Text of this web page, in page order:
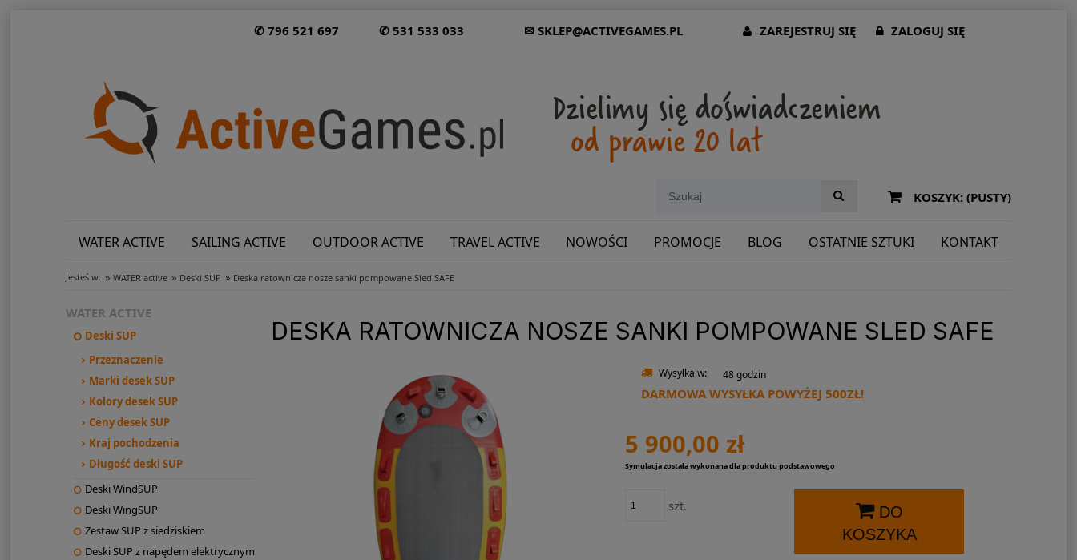
✆ 796 521 697 ✆ 531 533 033 ✉ SKLEP@ACTIVEGAMES.PL ZAREJESTRUJ SIĘ ZALOGUJ SIĘ
KOSZYK: (PUSTY)
WATER ACTIVE SAILING ACTIVE OUTDOOR ACTIVE TRAVEL ACTIVE NOWOŚCI PROMOCJE BLOG OSTATNIE SZTUKI KONTAKT
SHOWROOM: ODWIEDŹ NAS NA ŚLĄSKU!
Jesteś w: » WATER active » Deski SUP » Deska ratownicza nosze sanki pompowane Sled SAFE
WATER ACTIVE
Deski SUP
Przeznaczenie
Marki desek SUP
Kolory desek SUP
Ceny desek SUP
Kraj pochodzenia
Długość deski SUP
Deski WindSUP
Deski WingSUP
Zestaw SUP z siedziskiem
Deski SUP z napędem elektrycznym
DESKA RATOWNICZA NOSZE SANKI POMPOWANE SLED SAFE
Wysyłka w: 48 godzin
DARMOWA WYSYŁKA POWYŻEJ 500ZŁ!
5 900,00 zł
Symulacja została wykonana dla produktu podstawowego
szt.
DO
KOSZYKA